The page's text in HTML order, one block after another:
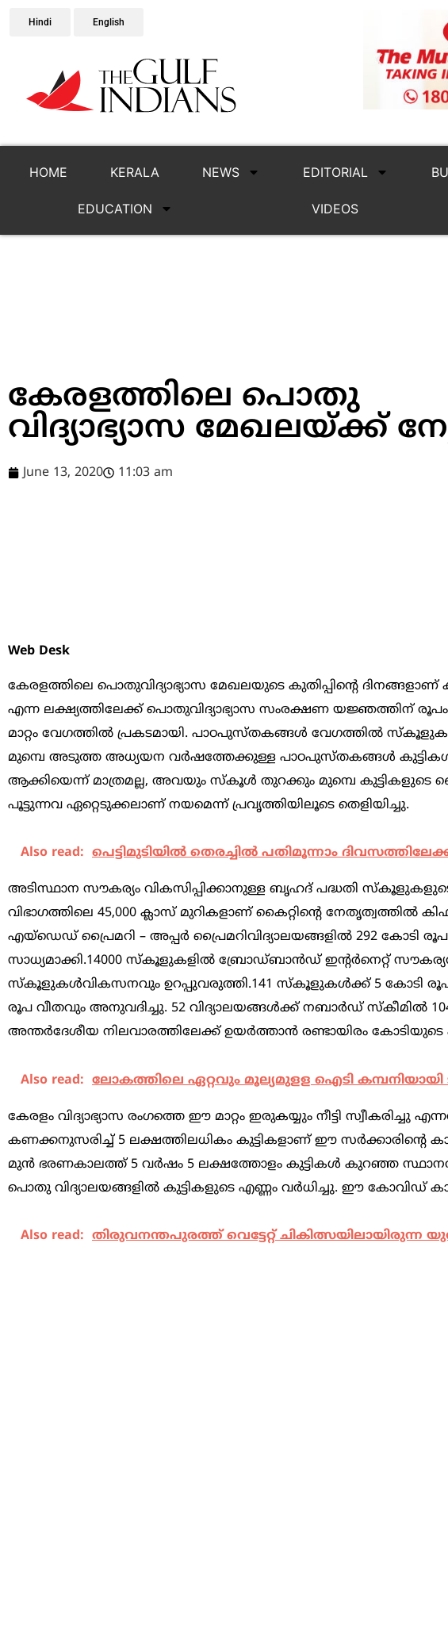
Hindi English
HOME KERALA NEWS EDITORIAL
EDUCATION VIDEOS
കേരളത്തിലെ പൊതു
വിദ്യാഭ്യാസ മേഖലയ്ക്ക്
June 13, 2020 11:03 am
Web Desk
കേരളത്തിലെ പൊതുവിദ്യാഭ്യാസ മേഖലയുടെ കുതിപ്പിന്‍റെ ദിനങ്ങളാണ്
എന്ന ലക്ഷ്യത്തിലേക്ക് പൊതുവിദ്യാഭ്യാസ സംരക്ഷണ യജ്ഞത്തിന്
മാറ്റം വേഗത്തിൽ പ്രകടമായി. പാഠപുസ്തകങ്ങൾ വേഗത്തിൽ
മുമ്പെ അടുത്ത അധ്യയന വർഷത്തേക്കുള്ള പാഠപുസ്തകങ്ങൾ
ആക്കിയെന്ന് മാത്രമല്ല, അവയും സ്കൂൾ തുറക്കും മുമ്പെ
പൂട്ടുന്നവ ഏറ്റെടുക്കലാണ് നയമെന്ന് പ്രവൃത്തിയിലൂടെ തെളിയിച്ചു.
Also read: പെട്ടിമുടിയില്‍ തെരച്ചില്‍ പതിമൂന്നാം
അടിസ്ഥാന സൗകര്യം വികസിപ്പിക്കാനുള്ള ബൃഹദ് പദ്ധതി
വിഭാഗത്തിലെ 45,000 ക്ലാസ് മുറികളാണ് കൈറ്റിന്‍റെ
എയ്ഡെഡ് പ്രൈമറി – അപ്പർ പ്രൈമറിവിദ്യാലയങ്ങളില്‍ 292
സാധ്യമാക്കി.14000 സ്‌കൂളുകളിൽ ബ്രോഡ്ബാൻഡ് ഇന്റർനെറ്റ്
സ്‌കൂളുകൾവികസനവും ഉറപ്പുവരുത്തി.141 സ്‌കൂളുകൾക്ക് 5 കോടി രൂപ
രൂപ വീതവും അനുവദിച്ചു. 52 വിദ്യാലയങ്ങൾക്ക് നബാർഡ് സ്‌കീമിൽ
അന്തർദേശീയ നിലവാരത്തിലേക്ക് ഉയർത്താൻ രണ്ടായിരം
Also read: ലോകത്തിലെ ഏറ്റവും മൂല്യമുളള ഐടി കമ്പനിയായി
കേരളം വിദ്യാഭ്യാസ രംഗത്തെ ഈ മാറ്റം ഇരുകയ്യും നീട്ടി
കണക്കനുസരിച്ച് 5 ലക്ഷത്തിലധികം കുട്ടികളാണ് ഈ
മുൻ ഭരണകാലത്ത് 5 വർഷം 5 ലക്ഷത്തോളം കുട്ടികൾ കുറഞ്ഞ
പൊതു വിദ്യാലയങ്ങളിൽ കുട്ടികളുടെ എണ്ണം വർധിച്ചു. ഈ
Also read: തിരുവനന്തപുരത്ത് വെട്ടേറ്റ് ചികിത്സയിലായിരുന്ന